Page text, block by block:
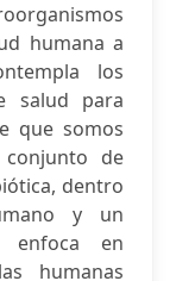
humana a
los
salud para
que somos
de
dentro
y un
enfoca en
humanas